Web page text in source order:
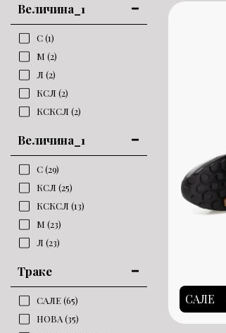
Величина_1
С(29)
КСЛ (25)
КСКСЛ (13)
М (23)
Л (23)
Величина_1
С(1)
М (2)
Л (2)
КСЛ (2)
КСКСЛ (2)
Траке
САЛЕ(65)
НОВА(35)
САЛЕ